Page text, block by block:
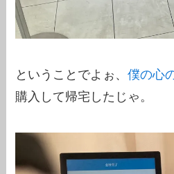
ということでよぉ、僕の心
購入して帰宅したじゃ。